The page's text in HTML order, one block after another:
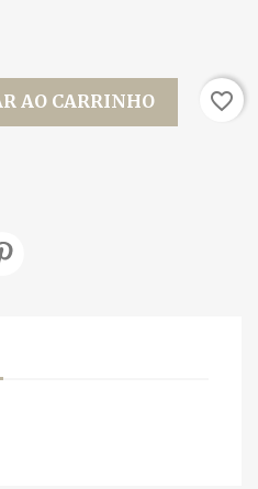
AO CARRINHO favorite_border